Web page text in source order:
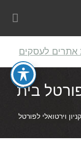
בית
וירטואלי לפורטל